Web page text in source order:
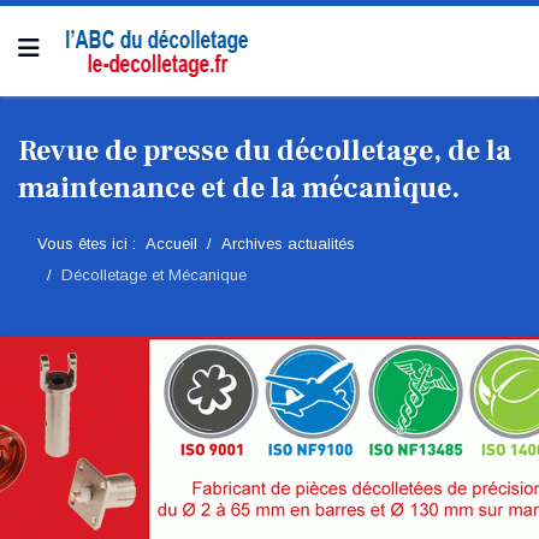
Revue de presse du décolletage, de la
maintenance et de la mécanique.
Vous êtes ici : Accueil
Archives actualités
Décolletage et Mécanique